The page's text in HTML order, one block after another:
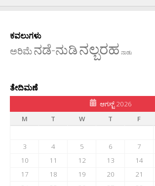
ಕವಲುಗಳು
ಅರಿಮೆನಡೆ-ನುಡಿನಲ್ಬರಹ ನಾಡು
ತೇದಿಮಣೆ
ಆಗಸ್ಟ್ 2026
M
T W T F
3
4 5 6 7
10
11 12 13 14
17
18 19 20 21